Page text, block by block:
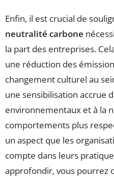
Enfin, il est crucial de
neutralité carbone
la part des entreprises.
une réduction des
changement culturel au
une sensibilisation accrue
environnementaux et à la
comportements plus
un aspect que les
compte dans leurs
approfondir, vous pourrez